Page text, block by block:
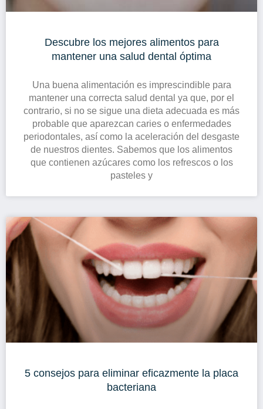
Descubre los mejores alimentos para
mantener una salud dental óptima
Una buena alimentación es imprescindible para
mantener una correcta salud dental ya que, por el
contrario, si no se sigue una dieta adecuada es más
probable que aparezcan caries o enfermedades
periodontales, así como la aceleración del desgaste
de nuestros dientes. Sabemos que los alimentos
que contienen azúcares como los refrescos o los
pasteles y
5 consejos para eliminar eficazmente la placa
bacteriana